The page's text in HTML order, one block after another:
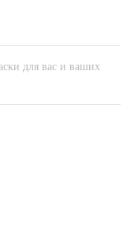
для вас и ваших